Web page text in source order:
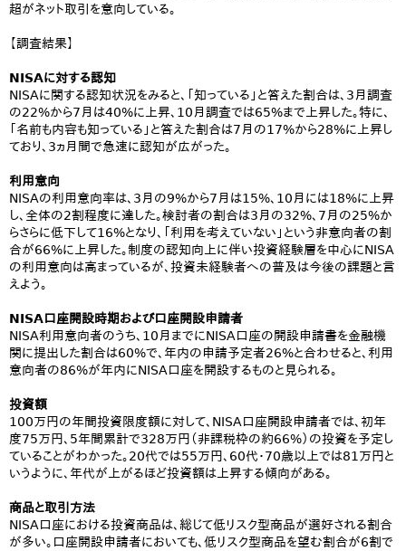
超がネット取引を意向している。
【調査結果】
NISAに対する認知
NISAに関する認知状況をみると、「知っている」と答えた割合は、3月調査
の22%から7月は40%に上昇、10月調査では65%まで上昇した。特に、
「名前も内容も知っている」と答えた割合は7月の17%から28%に上昇し
ており、3ヵ月間で急速に認知が広がった。
利用意向
NISAの利用意向率は、3月の9%から7月は15%、10月には18%に上昇
し、全体の2割程度に達した。検討者の割合は3月の32%、7月の25%か
らさらに低下して16%となり、「利用を考えていない」という非意向者の割
合が66%に上昇した。制度の認知向上に伴い投資経験層を中心にNISA
の利用意向は高まっているが、投資未経験者への普及は今後の課題と言
えよう。
NISA口座開設時期および口座開設申請者
NISA利用意向者のうち、10月までにNISA口座の開設申請書を金融機
関に提出した割合は60%で、年内の申請予定者26%と合わせると、利用
意向者の86%が年内にNISA口座を開設するものと見られる。
投資額
100万円の年間投資限度額に対して、NISA口座開設申請者では、初年
度75万円、5年間累計で328万円（非課税枠の約66%）の投資を予定し
ていることがわかった。20代では55万円、60代・70歳以上では81万円と
いうように、年代が上がるほど投資額は上昇する傾向がある。
商品と取引方法
NISA口座における投資商品は、総じて低リスク型商品が選好される割合
が多い。口座開設申請者においても、低リスク型商品を望む割合が6割で